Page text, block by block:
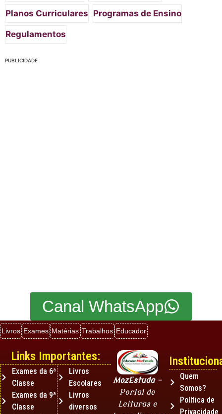
Planos Curriculares Programas de Ensino
Regulamentos
PUBLICIDADE
Canal WhatsApp
Livros Exames Matérias Trabalhos Educador
MozEstuda–
Portal de
Leituras e
Quem
Somos?
Política de
Privacidade
Links Importantes:
Exames da 6ª
Classe
Exames da 9ª
Classe
Livros
Escolares
Livros
diversos